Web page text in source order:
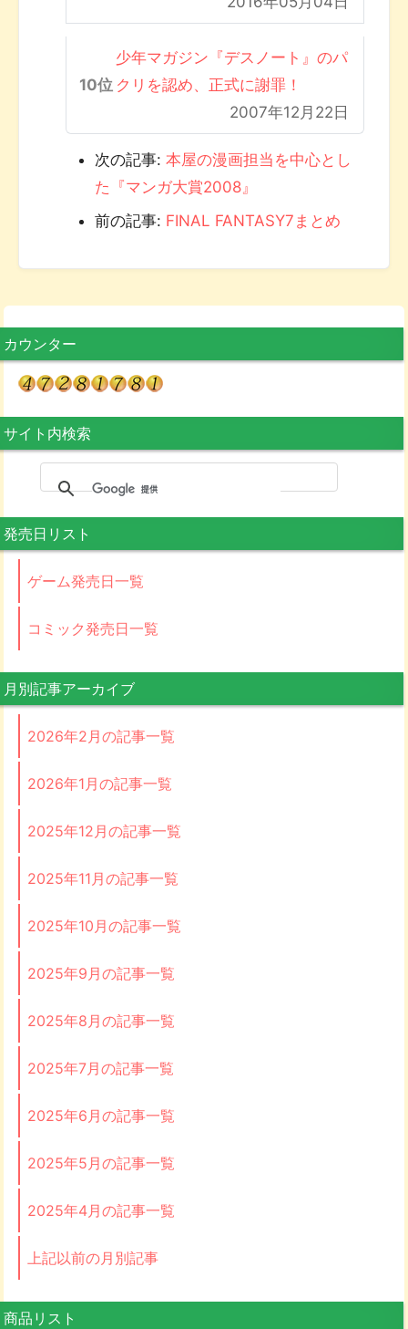
少年マガジン『デスノート』のパ
クリを認め、正式に謝罪！
2007年12月22日
次の記事: 本屋の漫画担当を中心とし
た『マンガ大賞2008』
前の記事: FINAL FANTASY7まとめ
カウンター
サイト内検索
発売日リスト
ゲーム発売日一覧
コミック発売日一覧
月別記事アーカイブ
2026年2月の記事一覧
2026年1月の記事一覧
2025年12月の記事一覧
2025年11月の記事一覧
2025年10月の記事一覧
2025年9月の記事一覧
2025年8月の記事一覧
2025年7月の記事一覧
2025年6月の記事一覧
2025年5月の記事一覧
2025年4月の記事一覧
上記以前の月別記事
商品リスト